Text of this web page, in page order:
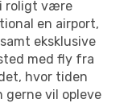
roligt være
en airport,
eksklusive
med fly fra
hvor tiden
vil opleve